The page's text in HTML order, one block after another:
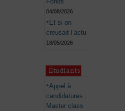
04/08/2026
Et si on
creusait l’actu
18/05/2026
Étudiants
Appel à
candidatures :
Master class